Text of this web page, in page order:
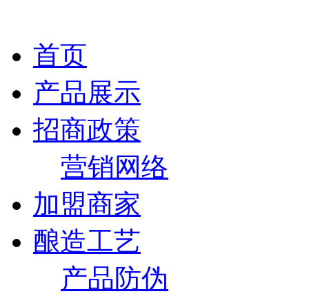
首页
产品展示
招商政策
营销网络
加盟商家
酿造工艺
产品防伪